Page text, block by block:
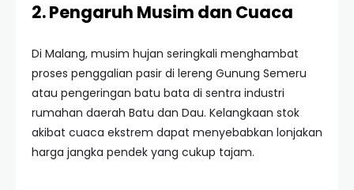
2. Pengaruh Musim dan Cuaca
Di Malang, musim hujan seringkali menghambat
proses penggalian pasir di lereng Gunung Semeru
atau pengeringan batu bata di sentra industri
rumahan daerah Batu dan Dau. Kelangkaan stok
akibat cuaca ekstrem dapat menyebabkan lonjakan
harga jangka pendek yang cukup tajam.